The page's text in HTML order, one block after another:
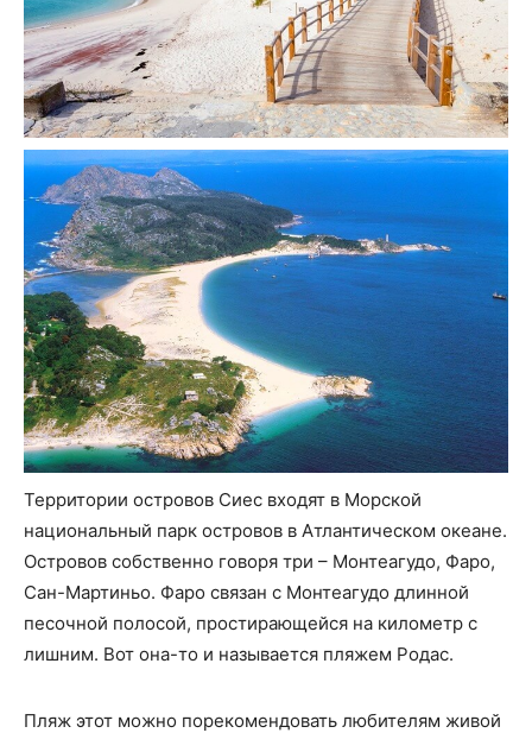
Территории островов Сиес входят в Морской
национальный парк островов в Атлантическом океане.
Островов собственно говоря три – Монтеагудо, Фаро,
Сан-Мартиньо. Фаро связан с Монтеагудо длинной
песочной полосой, простирающейся на километр с
лишним. Вот она-то и называется пляжем Родас.
Пляж этот можно порекомендовать любителям живой